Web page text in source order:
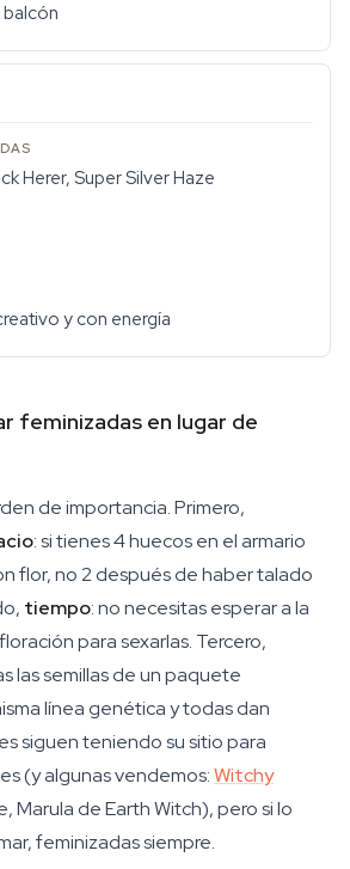
Herer, Super Silver Haze
y con energía
feminizadas en lugar de
de importancia. Primero,
: si tienes 4 huecos en el armario
flor, no 2 después de haber talado
tiempo: no necesitas esperar a la
para sexarlas. Tercero,
las semillas de un paquete
línea genética y todas dan
siguen teniendo su sitio para
(y algunas vendemos:Witchy
Marula de Earth Witch), pero si lo
feminizadas siempre.